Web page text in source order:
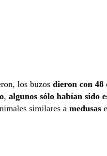
los buzos dieron con 48
, algunos sólo habían sido
similares a medusas